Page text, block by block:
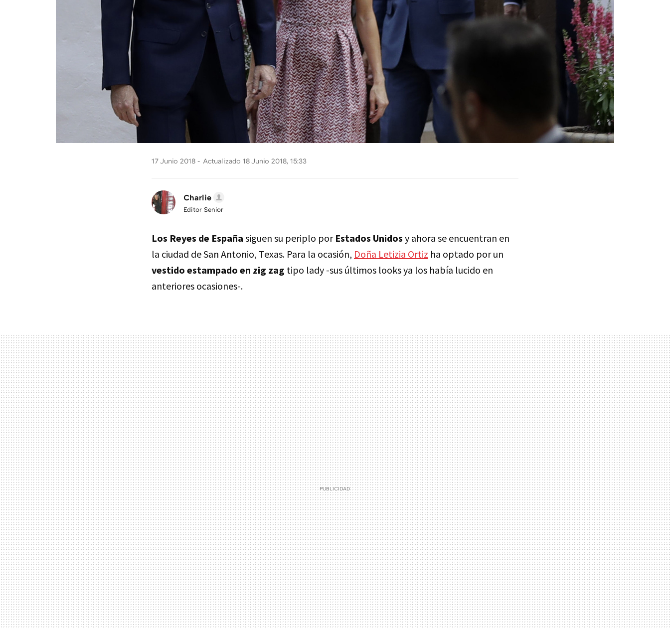
17 Junio 2018 Actualizado 18 Junio 2018, 15:33
Charlie
Editor Senior
Los Reyes de España siguen su periplo por Estados Unidos y ahora se encuentran en
la ciudad de San Antonio, Texas. Para la ocasión, Doña Letizia Ortiz ha optado por un
vestido estampado en zig zag tipo lady -sus últimos looks ya los había lucido en
anteriores ocasiones-.